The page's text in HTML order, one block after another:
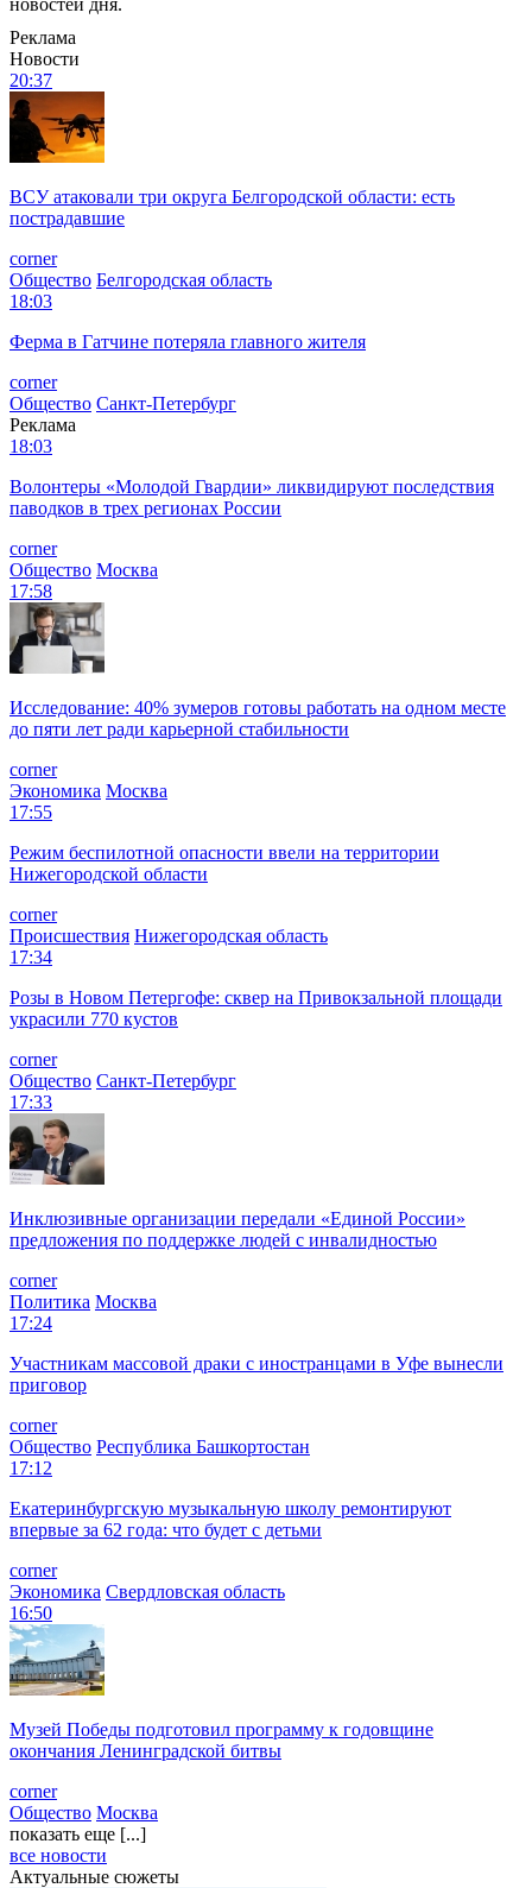
Реклама
Новости
20:37
ВСУ атаковали три округа Белгородской области: есть
пострадавшие
corner
Общество Белгородская область
18:03
Ферма в Гатчине потеряла главного жителя
corner
Общество Санкт-Петербург
Реклама
18:03
Волонтеры «Молодой Гвардии» ликвидируют последствия
паводков в трех регионах России
corner
Общество Москва
17:58
Исследование: 40% зумеров готовы работать на одном месте
до пяти лет ради карьерной стабильности
corner
Экономика Москва
17:55
Режим беспилотной опасности ввели на территории
Нижегородской области
corner
Происшествия Нижегородская область
17:34
Розы в Новом Петергофе: сквер на Привокзальной площади
украсили 770 кустов
corner
Общество Санкт-Петербург
17:33
Инклюзивные организации передали «Единой России»
предложения по поддержке людей с инвалидностью
corner
Политика Москва
17:24
Участникам массовой драки с иностранцами в Уфе вынесли
приговор
corner
Общество Республика Башкортостан
17:12
Екатеринбургскую музыкальную школу ремонтируют
впервые за 62 года: что будет с детьми
corner
Экономика Свердловская область
16:50
Музей Победы подготовил программу к годовщине
окончания Ленинградской битвы
corner
Общество Москва
показать еще [...]
все новости
Актуальные сюжеты